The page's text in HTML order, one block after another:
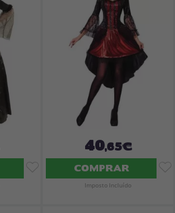
40,65€
COMPRAR
Imposto Incluído